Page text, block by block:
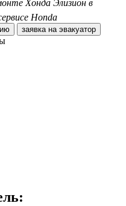
Хонда Элизион в
Honda
заявка на эвакуатор